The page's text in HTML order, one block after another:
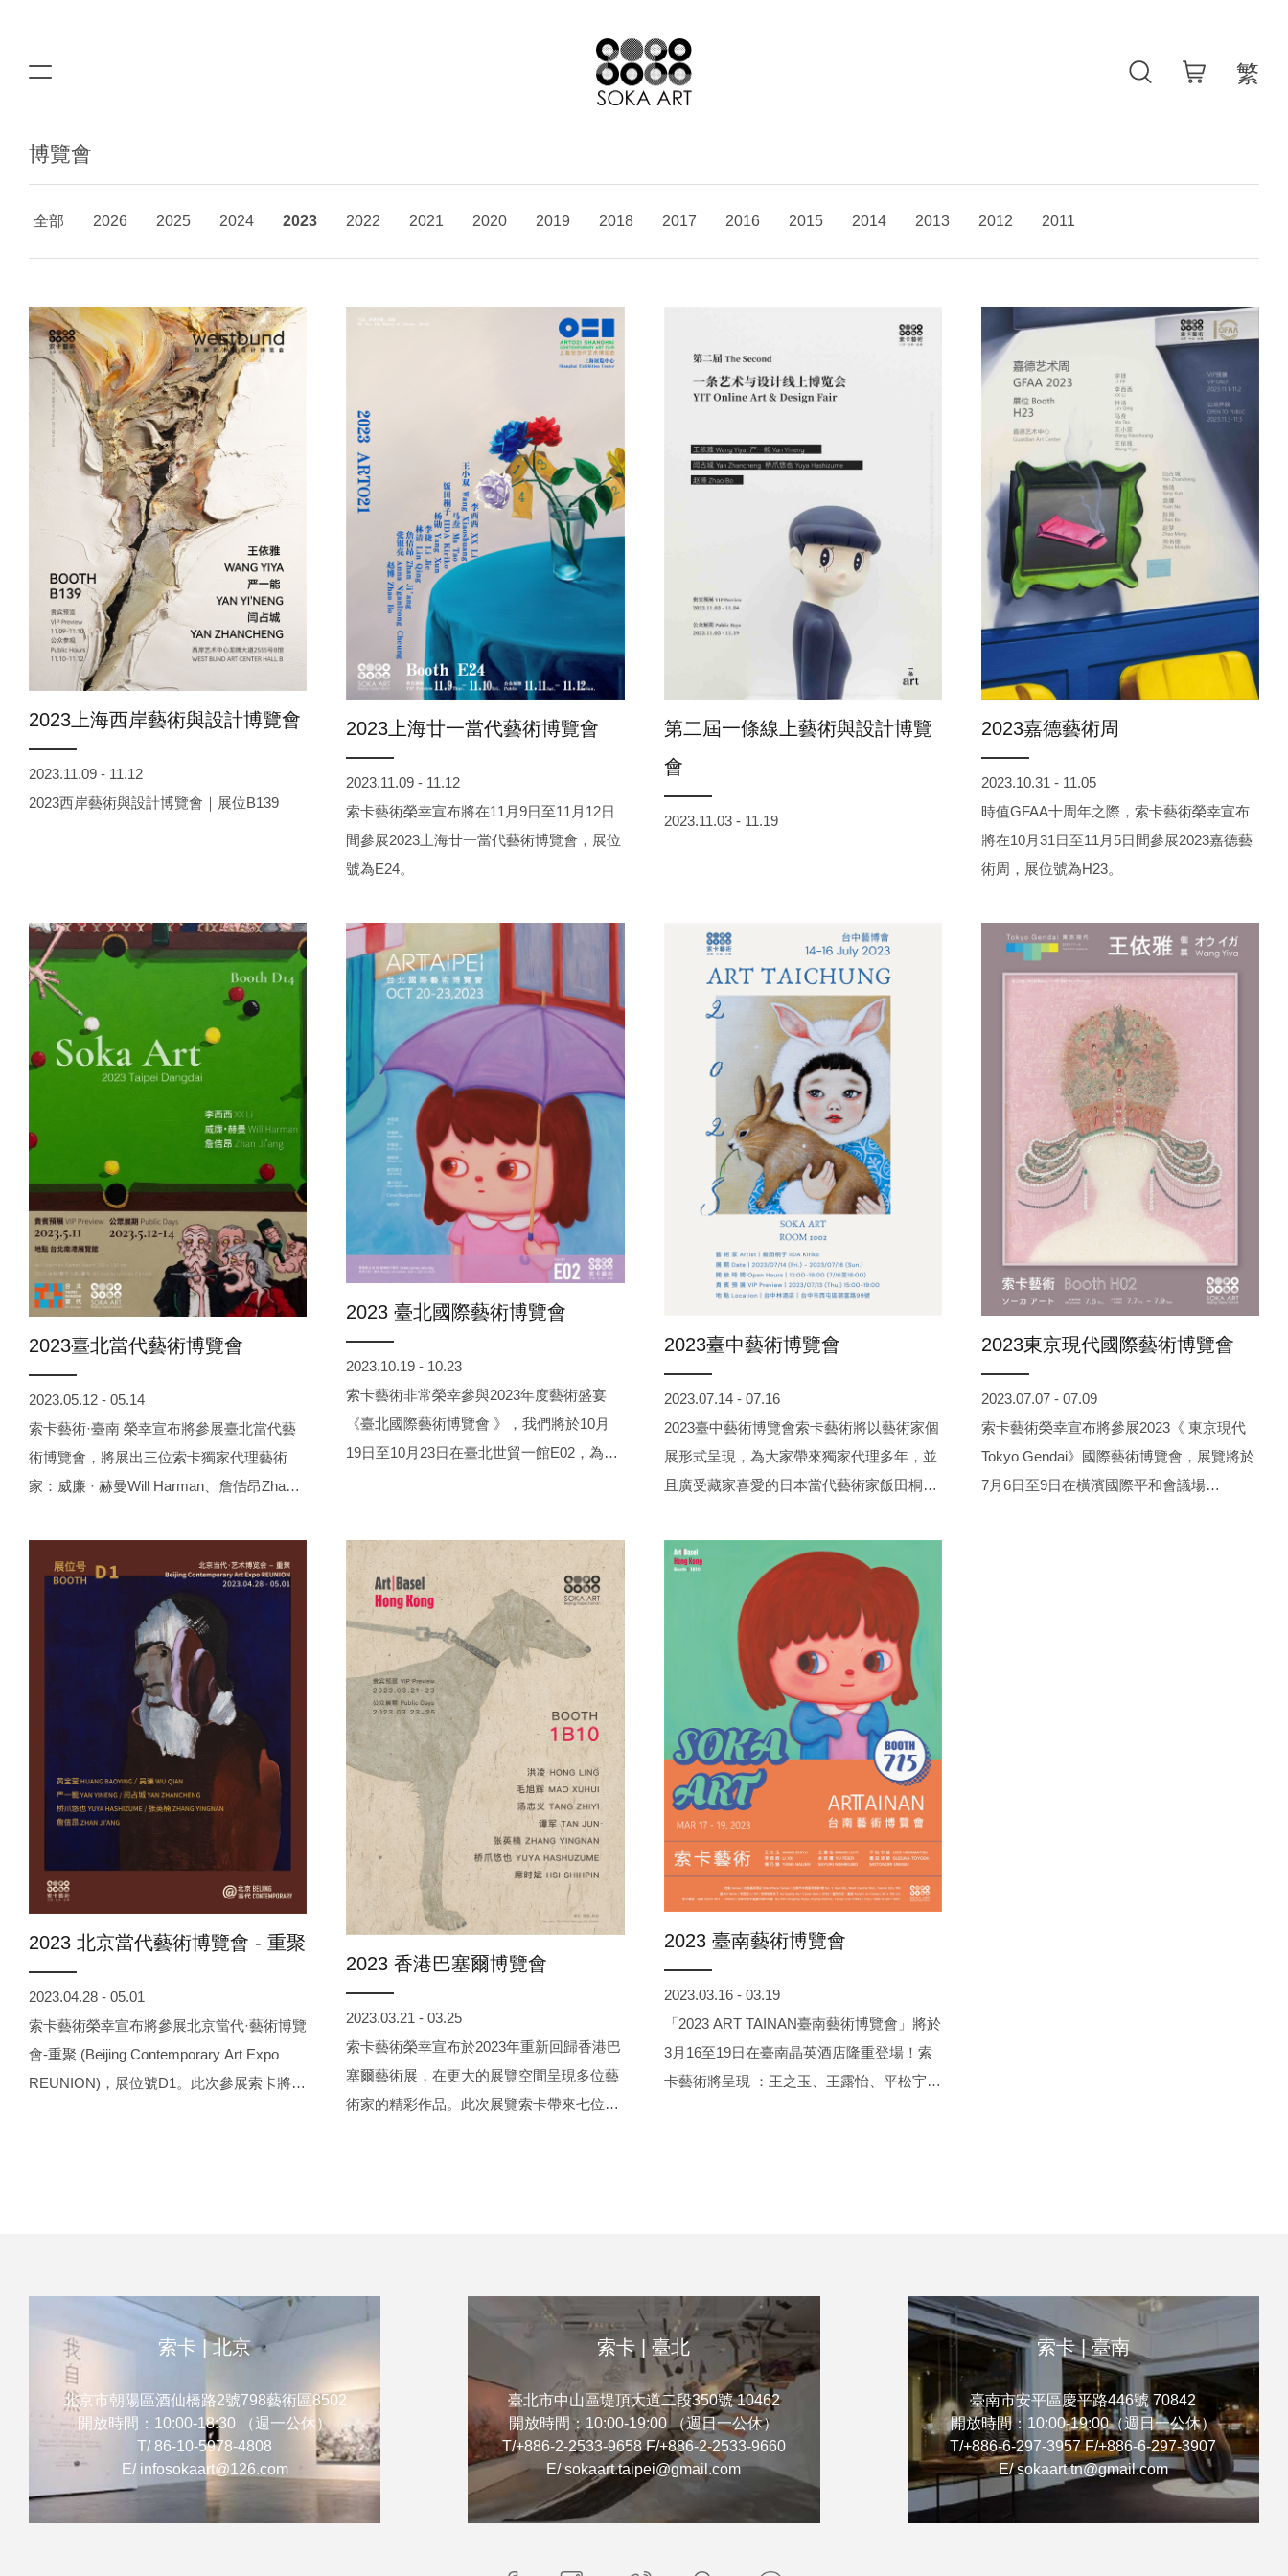
博覽會
全部 2026 2025 2024 2023 2022 2021 2020 2019 2018 2017 2016 2015 2014 2013 2012 2011
2023上海西岸藝術與設計博覽會
2023.11.09 - 11.12
2023西岸藝術與設計博覽會｜展位B139
2023上海廿一當代藝術博覽會
2023.11.09 - 11.12
索卡藝術榮幸宣布將在11月9日至11月12日
間參展2023上海廿一當代藝術博覽會，展位
號為E24。
第二屆一條線上藝術與設計博覽
會
2023.11.03 - 11.19
2023嘉德藝術周
2023.10.31 - 11.05
時值GFAA十周年之際，索卡藝術榮幸宣布
將在10月31日至11月5日間參展2023嘉德藝
術周，展位號為H23。
2023臺北當代藝術博覽會
2023.05.12 - 05.14
索卡藝術·臺南 榮幸宣布將參展臺北當代藝
術博覽會，將展出三位索卡獨家代理藝術
家：威廉 · 赫曼Will Harman、詹佶昂Zhan
將於5/12-14於南港展覽館盛大登場，歡迎前
往參觀。
2023 臺北國際藝術博覽會
2023.10.19 - 10.23
索卡藝術非常榮幸參與2023年度藝術盛宴
《臺北國際藝術博覽會 》，我們將於10月
19日至10月23日在臺北世貿一館E02，為大
斌、飯田桐子、橋爪悠也、Conor
Murgatroyd、NKSIN (依姓氏筆畫排列) 。這
次帶來的藝術家有溫暖撫癒人心、綻放趣味
童彩、日常風趣寫意、浪漫幻境奇遇..等多
風格的作品，誠摯邀請大家前來欣賞。
2023臺中藝術博覽會
2023.07.14 - 07.16
2023臺中藝術博覽會索卡藝術將以藝術家個
展形式呈現，為大家帶來獨家代理多年，並
且廣受藏家喜愛的日本當代藝術家飯田桐子
列作品。此次難得展出飯田桐子多件素描的
系列故事創作，精致與細膩度與油畫不分軒
輊，可見她深厚的素描功力與豐富的想像
力。臺中藝博貴賓預展為7/13下午3點至7
點，公眾開放為7/14 - 7/16，索卡展間位於
Room 1002，展出作品非常精彩，絕對不可
錯過，歡迎各位貴賓蒞臨參觀！
2023東京現代國際藝術博覽會
2023.07.07 - 07.09
索卡藝術榮幸宣布將參展2023《 東京現代
Tokyo Gendai》國際藝術博覽會，展覽將於
7月6日至9日在橫濱國際平和會議場
2023 北京當代藝術博覽會 - 重聚
2023.04.28 - 05.01
索卡藝術榮幸宣布將參展北京當代·藝術博覽
會-重聚 (Beijing Contemporary Art Expo
REUNION)，展位號D1。此次參展索卡將呈
2023 香港巴塞爾博覽會
2023.03.21 - 03.25
索卡藝術榮幸宣布於2023年重新回歸香港巴
塞爾藝術展，在更大的展覽空間呈現多位藝
術家的精彩作品。此次展覽索卡帶來七位在
（b.1981-），和橋爪悠也（b.1983-）。索
卡藝術期待在香港巴塞爾與您相見。
2023 臺南藝術博覽會
2023.03.16 - 03.19
「2023 ART TAINAN臺南藝術博覽會」將於
3月16至19日在臺南晶英酒店隆重登場！索
卡藝術將呈現 ：王之玉、王露怡、平松宇
態，並意圖從當代藝術脈絡中尋找生活的共
感，也為即將迎來開放的社會，留下劃時代
的珍貴記錄。
索卡 | 北京
北京市朝陽區酒仙橋路2號798藝術區8502
開放時間：10:00-18:30 （週一公休）
T/ 86-10-5978-4808
E/ infosokaart@126.com
索卡 | 臺北
臺北市中山區堤頂大道二段350號 10462
開放時間：10:00-19:00 （週日一公休）
T/+886-2-2533-9658 F/+886-2-2533-9660
E/ sokaart.taipei@gmail.com
索卡 | 臺南
臺南市安平區慶平路446號 70842
開放時間：10:00-19:00（週日一公休）
T/+886-6-297-3957 F/+886-6-297-3907
E/ sokaart.tn@gmail.com